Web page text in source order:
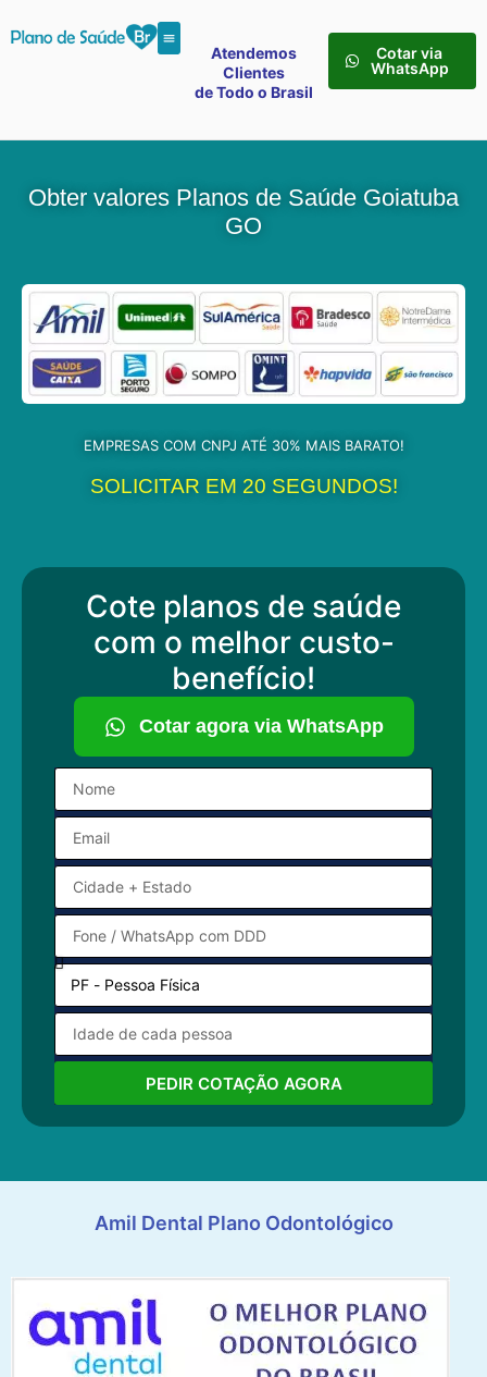
Atendemos
Clientes
de Todo o Brasil
Cotar via
WhatsApp
Obter valores Planos de Saúde Goiatuba
GO
EMPRESAS COM CNPJ ATÉ 30% MAIS BARATO!
SOLICITAR EM 20 SEGUNDOS!
Cote planos de saúde
com o melhor custo-
benefício!
Cotar agora via WhatsApp
PEDIR COTAÇÃO AGORA
Amil Dental Plano Odontológico